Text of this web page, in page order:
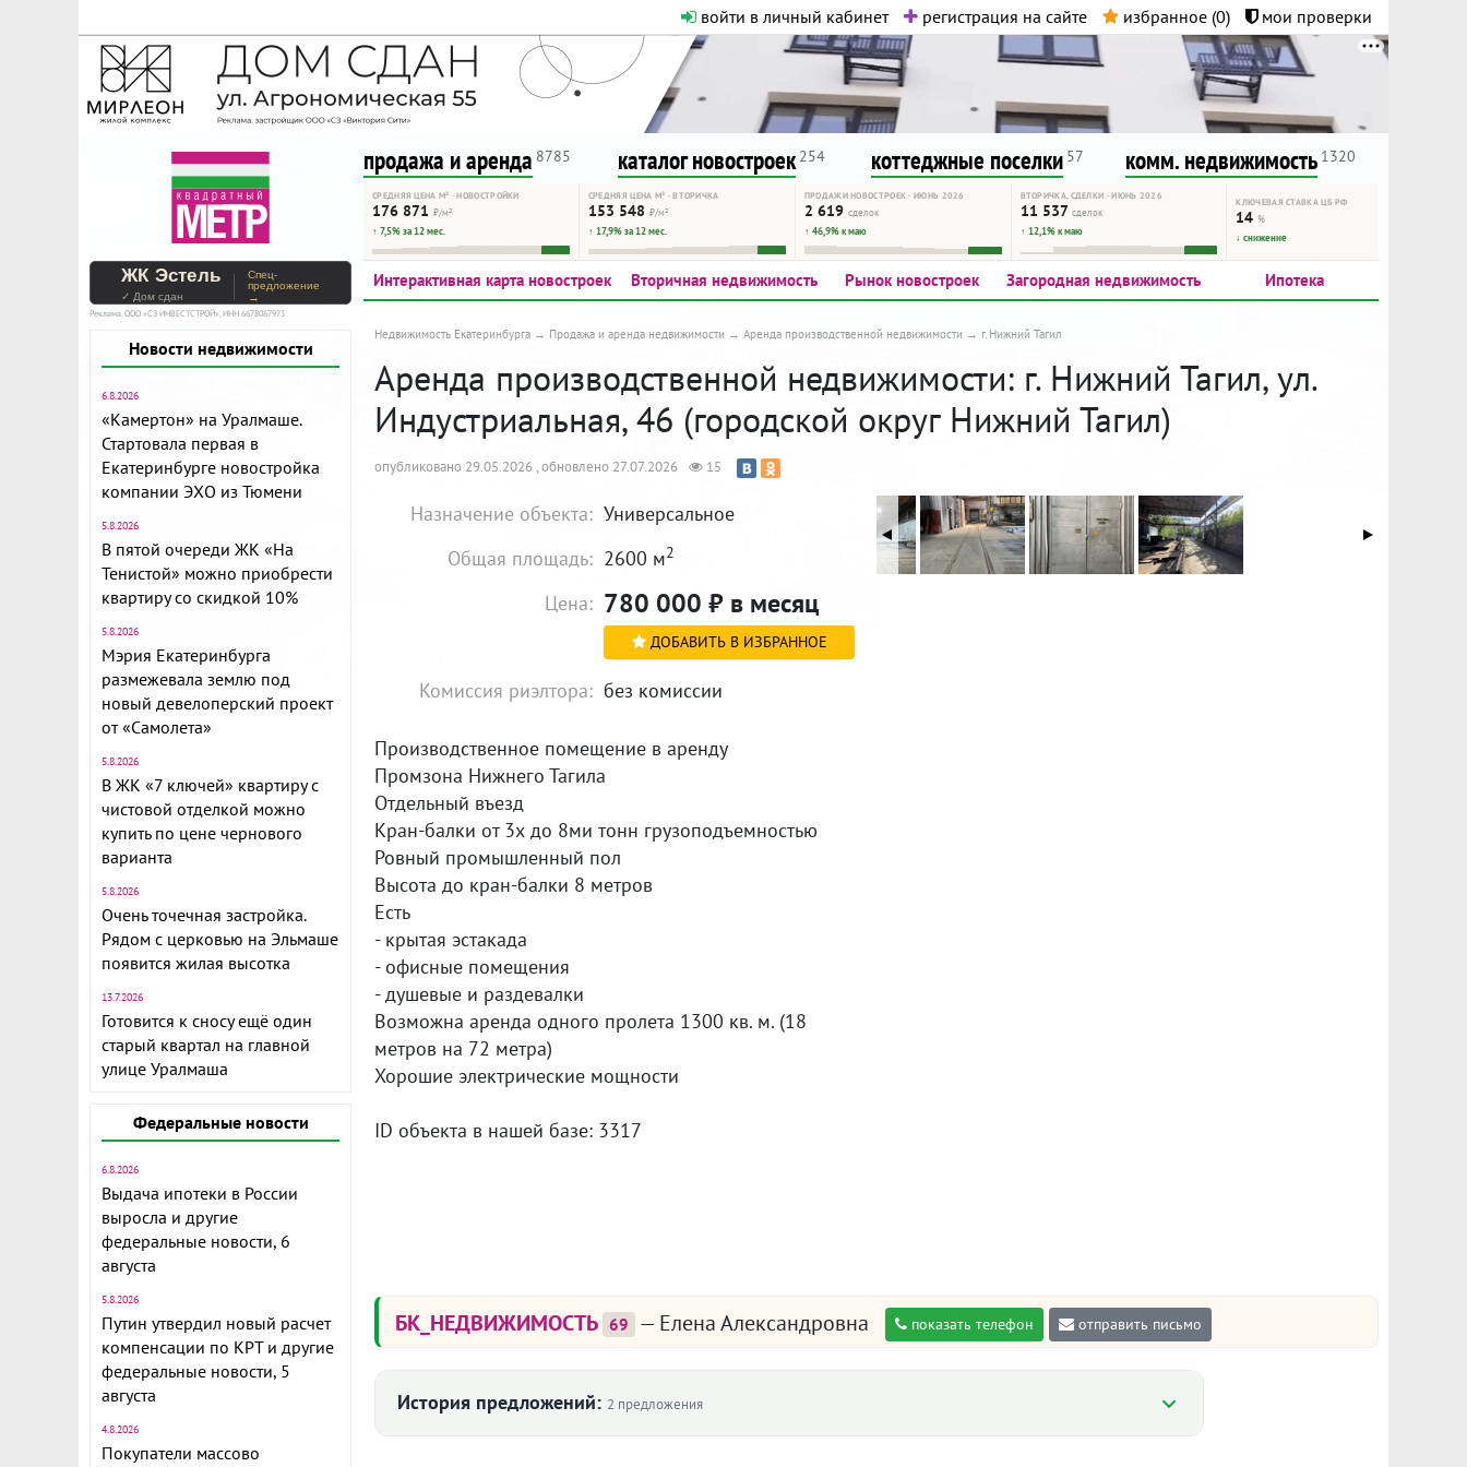
войти в личный кабинет регистрация на сайте избранное (0) мои проверки
На Метре реклама - только нормальная. Никакого шок-контента.
Помогайте независимому ресурсу, как он помогает вам. Удачи!
продажа и аренда 8785 каталог новостроек 254 коттеджные поселки 57 комм. недвижимость 1320
СРЕДНЯЯ ЦЕНА М² · НОВОСТРОЙКИ
176 871 ₽/м²
↑ 7,5% за 12 мес.
СРЕДНЯЯ ЦЕНА М² · ВТОРИЧКА
153 548 ₽/м²
↑ 17,9% за 12 мес.
ПРОДАЖИ НОВОСТРОЕК · ИЮНЬ 2026
2 619 сделок
↑ 46,9% к маю
ВТОРИЧКА, СДЕЛКИ · ИЮНЬ 2026
11 537 сделок
↑ 12,1% к маю
КЛЮЧЕВАЯ СТАВКА ЦБ РФ
14%
↓ снижение
ЖК Эстель
✓ Дом сдан
Спец-
предложение
→
Реклама. ООО «СЗ ИНВЕСТСТРОЙ», ИНН 6678067973
Новости недвижимости
6.8.2026
«Камертон» на Уралмаше.
Стартовала первая в
Екатеринбурге новостройка
компании ЭХО из Тюмени
5.8.2026
В пятой очереди ЖК «На
Тенистой» можно приобрести
квартиру со скидкой 10%
5.8.2026
Мэрия Екатеринбурга
размежевала землю под
новый девелоперский проект
от «Самолета»
5.8.2026
В ЖК «7 ключей» квартиру с
чистовой отделкой можно
купить по цене чернового
варианта
5.8.2026
Очень точечная застройка.
Рядом с церковью на Эльмаше
появится жилая высотка
13.7.2026
Готовится к сносу ещё один
старый квартал на главной
улице Уралмаша
Федеральные новости
6.8.2026
Выдача ипотеки в России
выросла и другие
федеральные новости, 6
августа
5.8.2026
Путин утвердил новый расчет
компенсации по КРТ и другие
федеральные новости, 5
августа
4.8.2026
Покупатели массово
Интерактивная карта новостроек Вторичная недвижимость Рынок новостроек Загородная недвижимость Ипотека
Недвижимость Екатеринбурга Продажа и аренда недвижимости Аренда производственной недвижимости г. Нижний Тагил
Аренда производственной недвижимости: г. Нижний Тагил, ул.
Индустриальная, 46 (городской округ Нижний Тагил)
опубликовано 29.05.2026 , обновлено 27.07.2026 15
Назначение объекта: Универсальное
Общая площадь: 2600 м2
Цена: 780 000 ₽ в месяц
ДОБАВИТЬ В ИЗБРАННОЕ
Комиссия риэлтора: без комиссии
Производственное помещение в аренду
Промзона Нижнего Тагила
Отдельный въезд
Кран-балки от 3х до 8ми тонн грузоподъемностью
Ровный промышленный пол
Высота до кран-балки 8 метров
Есть
- крытая эстакада
- офисные помещения
- душевые и раздевалки
Возможна аренда одного пролета 1300 кв. м. (18
метров на 72 метра)
Хорошие электрические мощности
ID объекта в нашей базе: 3317
БК_НЕДВИЖИМОСТЬ 69 — Елена Александровна показать телефон отправить письмо
История предложений: 2 предложения